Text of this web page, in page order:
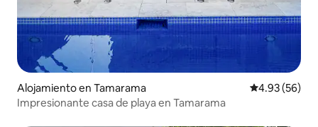
Alojamiento en Tamarama Calificación
4.93 (56)
Impresionante casa de playa en Tamarama